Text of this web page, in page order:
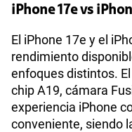
iPhone 17e vs
El iPhone 17e y el
rendimiento
enfoques distintos.
chip A19, cámara
experiencia iPhone
conveniente, siendo